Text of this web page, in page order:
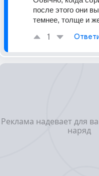
после этого они
темнее, толще и
1